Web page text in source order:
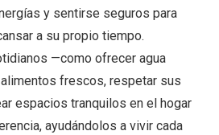
y sentirse seguros para
a su propio tiempo.
—como ofrecer agua
frescos, respetar sus
espacios tranquilos en el hogar
ayudándolos a vivir cada